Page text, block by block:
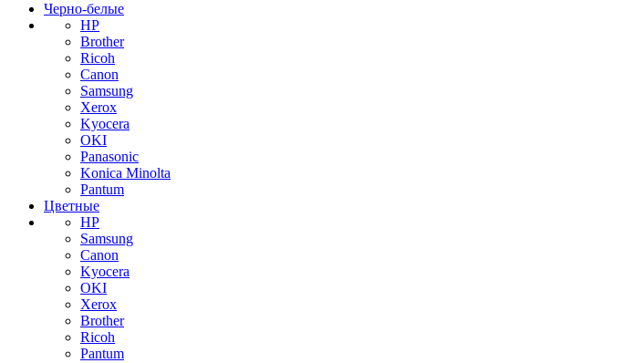
Черно-белые
HP
Brother
Ricoh
Canon
Samsung
Xerox
Kyocera
OKI
Panasonic
Konica Minolta
Pantum
Цветные
HP
Samsung
Canon
Kyocera
OKI
Xerox
Brother
Ricoh
Pantum